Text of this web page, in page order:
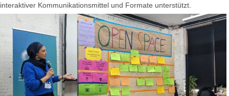
interaktiver Kommunikationsmittel und Formate unterstützt.